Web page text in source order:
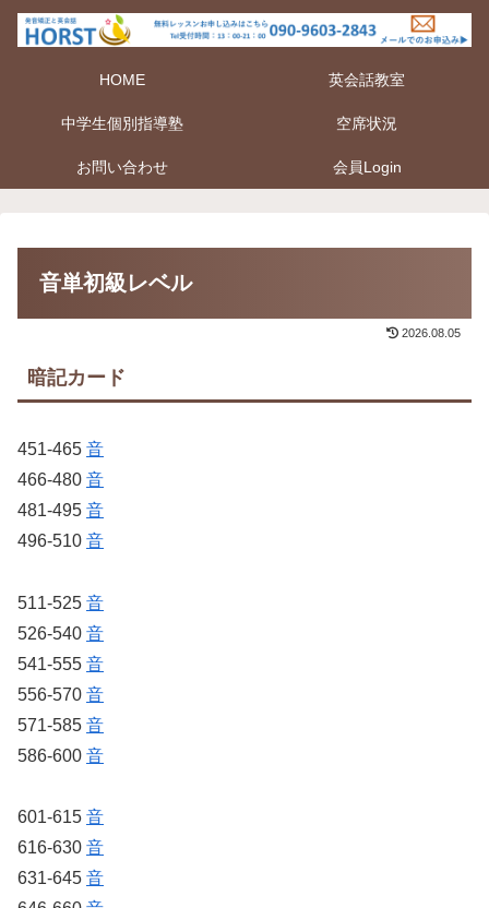
HOME 英会話教室
中学生個別指導塾 空席状況
お問い合わせ 会員Login
音単初級レベル
2026.08.05
暗記カード
451-465 音
466-480 音
481-495 音
496-510 音
511-525 音
526-540 音
541-555 音
556-570 音
571-585 音
586-600 音
601-615 音
616-630 音
631-645 音